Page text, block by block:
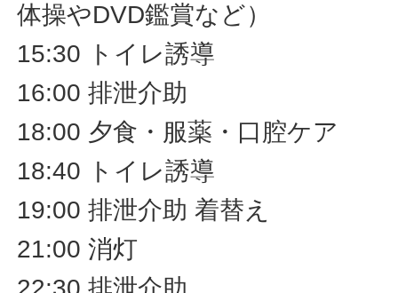
体操やDVD鑑賞など）
15:30 トイレ誘導
16:00 排泄介助
18:00 夕食・服薬・口腔ケア
18:40 トイレ誘導
19:00 排泄介助 着替え
21:00 消灯